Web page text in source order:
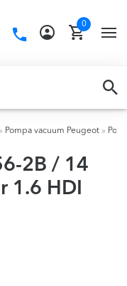
Call
0
» Pompa vacuum Peugeot »
2B / 14
1.6 HDI